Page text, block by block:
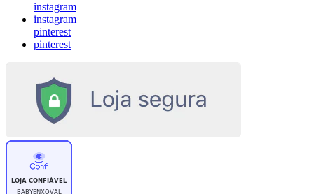
instagram
instagram
pinterest
pinterest